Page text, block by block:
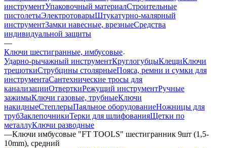
инструментУпаковочный материалСтроительные
пистолетыЭлектротоварыШтукатурно-малярный
инструментЗамки навесные, врезныеСредства
индивидуальной защиты
—
Ключи шестигранные, имбусовые
Ударно-рычажный инструментКруглогубцыКлещиКлючи
трещоткиСтрубцины столярныеПояса, ремни и сумки для
инструментаСантехнические тросы для
канализацииОтверткиРежущий инструментРучные
зажимыКлючи газовые, трубныеКлючи
накидныеСтеплерыПаяльное оборудованиеНожницы для
трубЗаклепочникиТерки для шлифованияЩетки по
металлуКлючи разводные
—Ключи имбусовые "FT TOOLS" шестигранник 9шт (1,5-
10mm), средний